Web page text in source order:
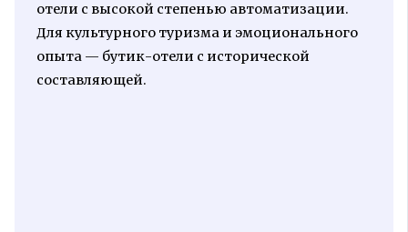
отели с высокой степенью автоматизации.
Для культурного туризма и эмоционального
опыта — бутик-отели с исторической
составляющей.